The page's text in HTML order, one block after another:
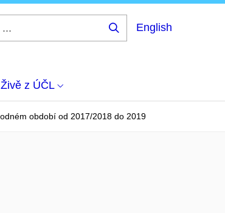
English
Živě z ÚČL
období od 2017/2018 do 2019